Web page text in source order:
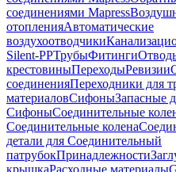
соединениями Mapress
отопленияАвтоматические
воздухоотводчики
Silent-PPТрубыФитинги
крестовиныПереходыРевизии
соединенияПереходники для
материаловСифоныЗапасные
СифоныСоединительные
Соединительные колена
детали для Соединительный
патрубокПринадлежности
крышкаРасходные материалы